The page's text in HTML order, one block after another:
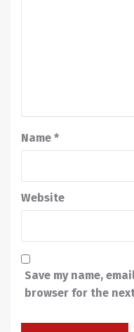
Name *
Website
Save my name,
browser for the